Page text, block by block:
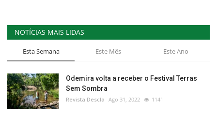
NOTÍCIAS MAIS LIDAS
Esta Semana Este Mês Este Ano
Odemira volta a receber o Festival Terras
Sem Sombra
Revista Descla Ago 31, 2022 1141